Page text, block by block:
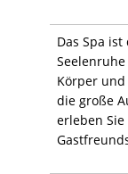
Das Spa
Körper und
die große
erleben